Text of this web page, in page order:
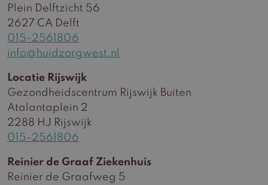
Plein Delftzicht 56
2627 CA Delft
015-2561806
info@huidzorgwest.nl
Locatie Rijswijk
Gezondheidscentrum Rijswijk Buiten
Atalantaplein 2
2288 HJ Rijswijk
015-2561806
Reinier de Graaf Ziekenhuis
Reinier de Graafweg 5